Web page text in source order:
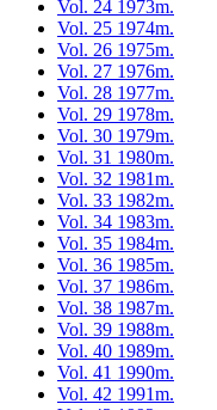
Vol. 24 1973m.
Vol. 25 1974m.
Vol. 26 1975m.
Vol. 27 1976m.
Vol. 28 1977m.
Vol. 29 1978m.
Vol. 30 1979m.
Vol. 31 1980m.
Vol. 32 1981m.
Vol. 33 1982m.
Vol. 34 1983m.
Vol. 35 1984m.
Vol. 36 1985m.
Vol. 37 1986m.
Vol. 38 1987m.
Vol. 39 1988m.
Vol. 40 1989m.
Vol. 41 1990m.
Vol. 42 1991m.